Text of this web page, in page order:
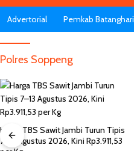
Advertorial Pemkab Batanghari
Polres Soppeng